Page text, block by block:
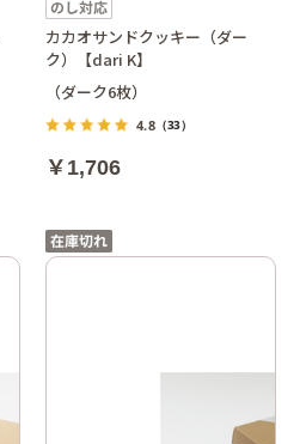
カカオサンドクッキー（ダー
ク）【dari K】
（ダーク6枚）
4.8（33）
￥1,706